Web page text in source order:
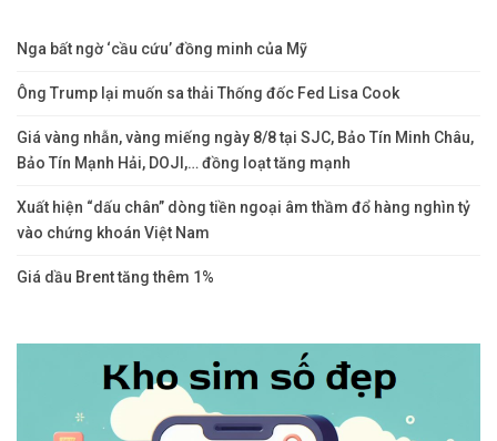
Nga bất ngờ ‘cầu cứu’ đồng minh của Mỹ
Ông Trump lại muốn sa thải Thống đốc Fed Lisa Cook
Giá vàng nhẫn, vàng miếng ngày 8/8 tại SJC, Bảo Tín Minh Châu,
Bảo Tín Mạnh Hải, DOJI,… đồng loạt tăng mạnh
Xuất hiện “dấu chân” dòng tiền ngoại âm thầm đổ hàng nghìn tỷ
vào chứng khoán Việt Nam
Giá dầu Brent tăng thêm 1%